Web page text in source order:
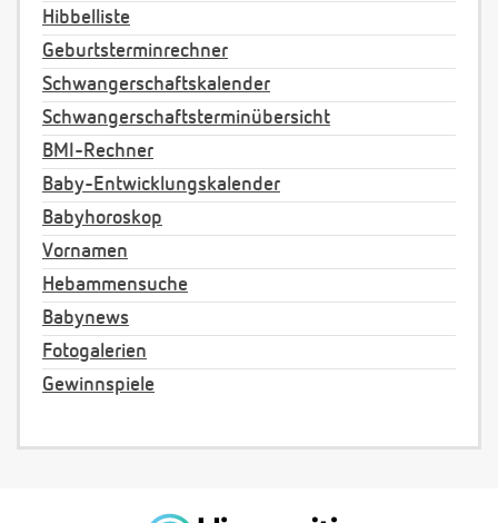
Hibbelliste
Geburtsterminrechner
Schwangerschaftskalender
Schwangerschaftsterminübersicht
BMI-Rechner
Baby-Entwicklungskalender
Babyhoroskop
Vornamen
Hebammensuche
Babynews
Fotogalerien
Gewinnspiele